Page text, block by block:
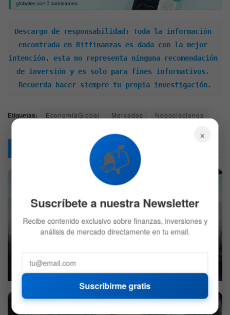
Descargo de responsabilidad: Toda la información
encontrada en Bitfinanzas es dada con la mejor
intención, esta no representa ninguna recomendación
de inversión y es solo para fines informativos.
Recuerda hacer siempre tu propia investigación.
Etiquetas: EconomíaGlobal Mercados Negociaciones
Relacionados
Bank of America dice que el optimismo está en su nivel
×
📬
Suscríbete a nuestra Newsletter
Recibe contenido exclusivo sobre finanzas, inversiones y
análisis de mercado directamente en tu email.
Suscribirme gratis